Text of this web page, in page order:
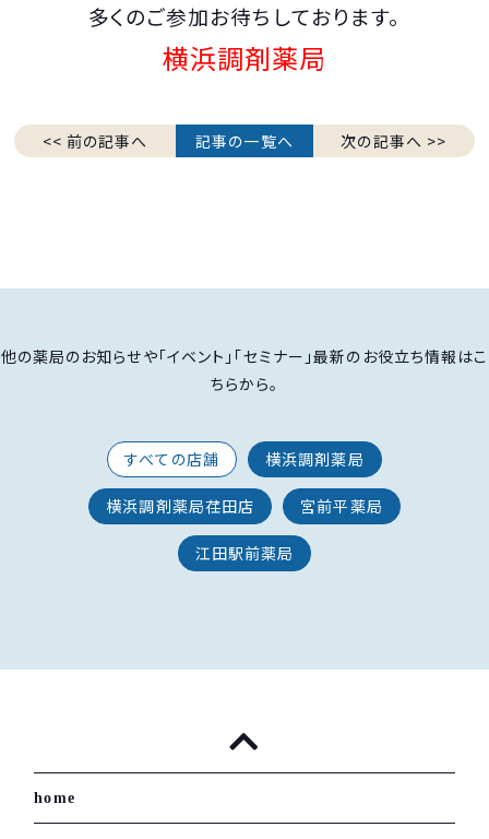
多くのご参加お待ちしております。
横浜調剤薬局
<< 前の記事へ 記事の一覧へ 次の記事へ >>
他の薬局のお知らせや「イベント」「セミナー」最新のお役立ち情報はこ
ちらから。
すべての店舗 横浜調剤薬局
横浜調剤薬局荏田店 宮前平薬局
江田駅前薬局
home